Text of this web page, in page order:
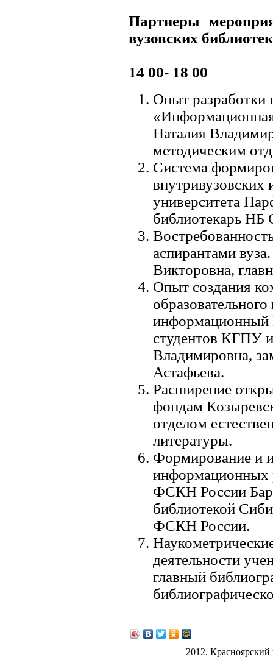
Партнеры
вузовских
14 00- 18 00
Опыт разработки
Наталия
методическим
Система
внутривузовских
университета
библиотекарь
аспирантами
Викторовна,
Опыт создания
информационный
студентов КГПУ
Владимировна,
Астафьева.
Расширение
фондам
отделом
литературы.
Формирование и
информационных
ФСКН России
библиотекой
ФСКН России.
деятельности
главный
2012.